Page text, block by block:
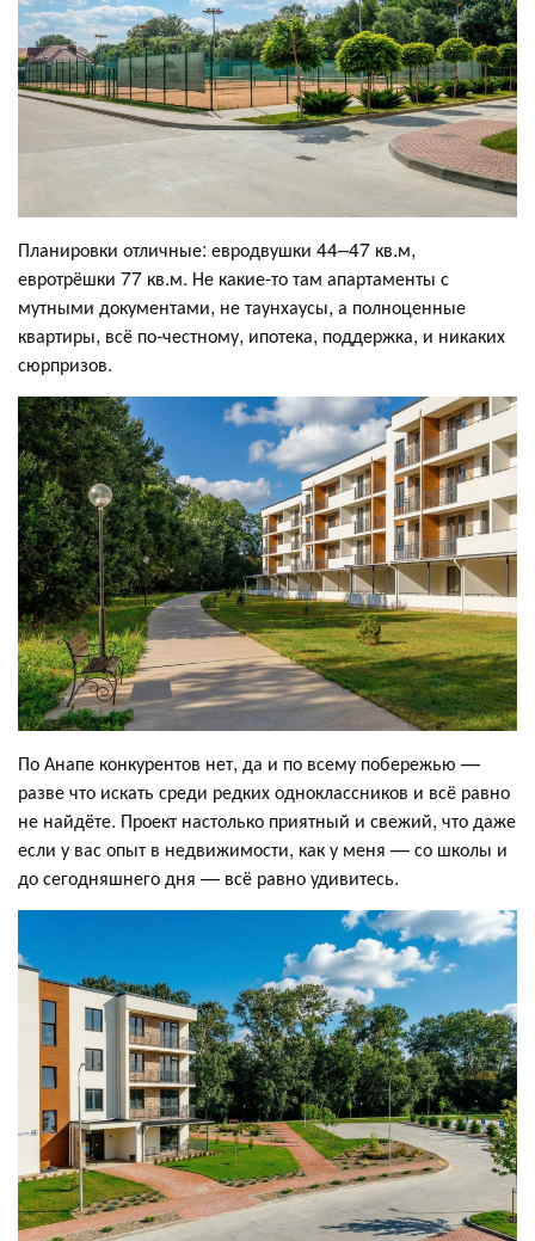
Планировки отличные: евродвушки 44–47 кв.м,
евротрёшки 77 кв.м. Не какие-то там апартаменты с
мутными документами, не таунхаусы, а полноценные
квартиры, всё по-честному, ипотека, поддержка, и никаких
сюрпризов.
По Анапе конкурентов нет, да и по всему побережью —
разве что искать среди редких одноклассников и всё равно
не найдёте. Проект настолько приятный и свежий, что даже
если у вас опыт в недвижимости, как у меня — со школы и
до сегодняшнего дня — всё равно удивитесь.